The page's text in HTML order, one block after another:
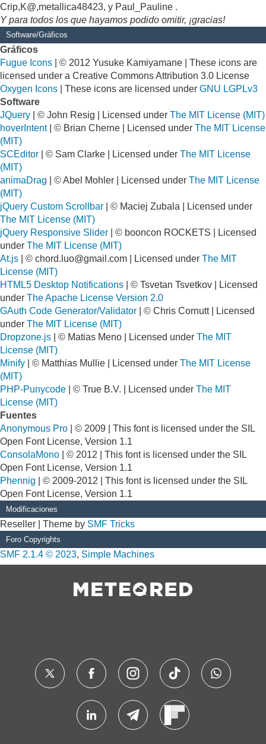
Crip,K@,metallica48423, y Paul_Pauline .
Y para todos los que hayamos podido omitir, ¡gracias!
Software/Gráficos
Gráficos
Fugue Icons | © 2012 Yusuke Kamiyamane | These icons are
licensed under a Creative Commons Attribution 3.0 License
Oxygen Icons | These icons are licensed under GNU LGPLv3
Software
JQuery | © John Resig | Licensed under The MIT License (MIT)
hoverIntent| © Brian Cherne | Licensed under The MIT License
(MIT)
SCEditor | © Sam Clarke | Licensed under The MIT License
(MIT)
animaDrag | © Abel Mohler | Licensed under The MIT License
(MIT)
jQuery Custom Scrollbar | © Maciej Zubala | Licensed under
The MIT License (MIT)
jQuery Responsive Slider | © booncon ROCKETS | Licensed
under The MIT License (MIT)
At.js | © chord.luo@gmail.com | Licensed under The MIT
License (MIT)
HTML5 Desktop Notifications | © Tsvetan Tsvetkov | Licensed
under The Apache License Version 2.0
GAuth Code Generator/Validator | © Chris Cornutt | Licensed
under The MIT License (MIT)
Dropzone.js | © Matias Meno | Licensed under The MIT
License (MIT)
Minify | © Matthias Mullie | Licensed under The MIT License
(MIT)
PHP-Punycode | © True B.V. | Licensed under The MIT
License (MIT)
Fuentes
Anonymous Pro | © 2009 | This font is licensed under the SIL
Open Font License, Version 1.1
ConsolaMono | © 2012 | This font is licensed under the SIL
Open Font License, Version 1.1
Phennig | © 2009-2012 | This font is licensed under the SIL
Open Font License, Version 1.1
Modificaciones
Reseller | Theme by SMF Tricks
Foro Copyrights
SMF 2.1.4 © 2023, Simple Machines